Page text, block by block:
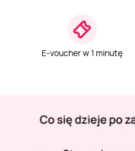
E-voucher w 1 minutę